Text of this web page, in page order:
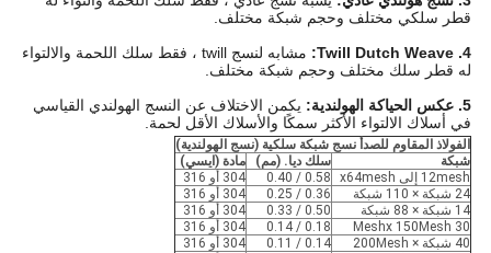
قطر سلكي مختلف وحجم شبكة مختلف.
4. Twill Dutch Weave:
مشابه لنسج twill ، فقط سلك اللحمة والالتواء
له قطر سلك مختلف وحجم شبكة مختلف.
5. عكس الحياكة الهولندية:
يكمن الاختلاف عن النسج الهولندي القياسي
في أسلاك الالتواء الأكثر سمكًا والأسلاك الأقل لحمة.
الفولاذ المقاوم للصدأ نسج شبكة سلكية (نسج الهولندية)
شبكة
سلك ديا. (مم)
مادة (ايسي)
12mesh إلى x64mesh
0.58 / 0.40
304 أو 316
24 شبكة × 110 شبكة
0.36 / 0.25
304 أو 316
14 شبكة × 88 شبكة
0.50 / 0.33
304 أو 316
30 Meshx 150Mesh
0.18 / 0.14
304 أو 316
40 شبكة × 200Mesh
0.14 / 0.11
304 أو 316